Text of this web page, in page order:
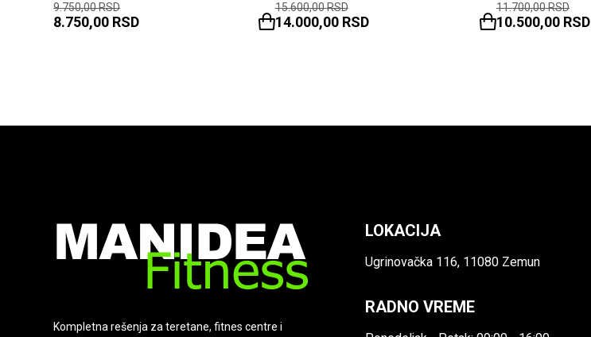
9.750,00RSD
8.750,00 RSD
15.600,00RSD
14.000,00 RSD
11.700,00RSD
10.500,00 RSD
Kompletna rešenja za teretane, fitnes centre i
LOKACIJA
Ugrinovačka 116, 11080 Zemun
RADNO VREME